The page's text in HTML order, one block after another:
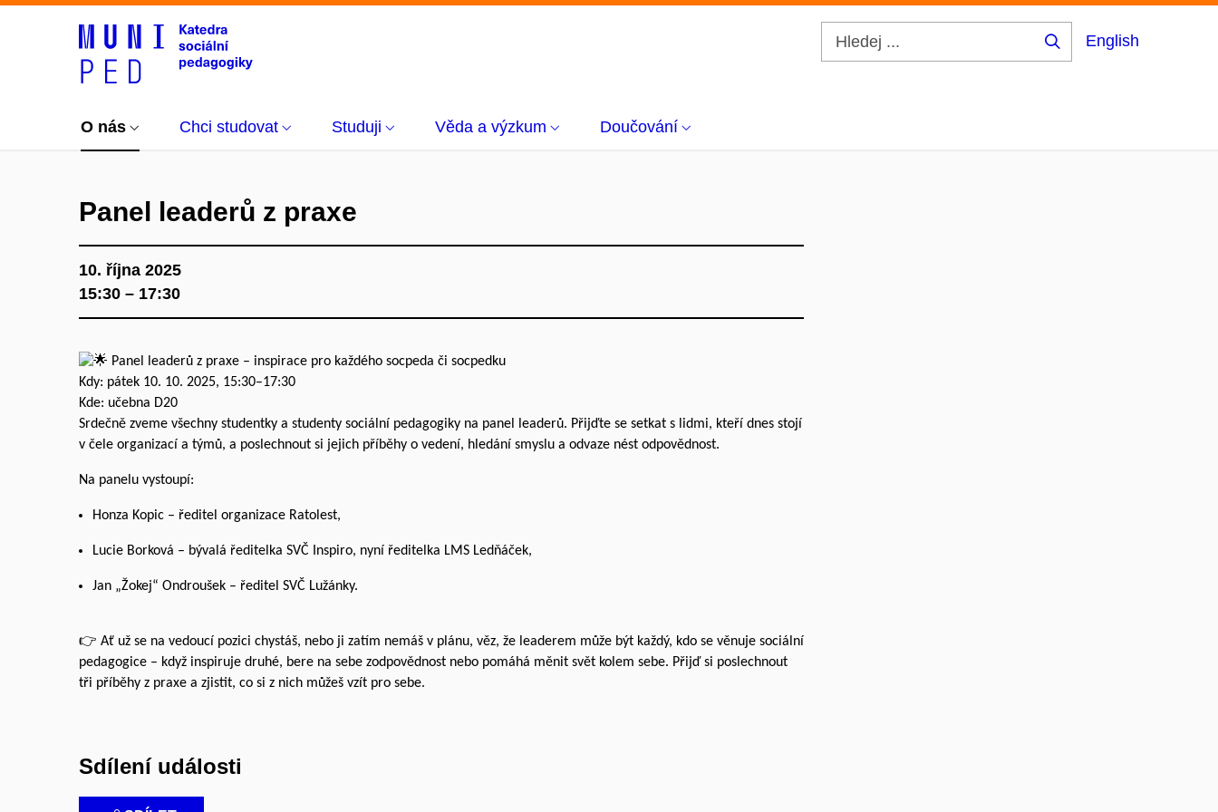
English
O nás Chci studovat Studuji Věda a výzkum Doučování
Panel leaderů z praxe
10. října 2025
15:30 – 17:30
Panel leaderů z praxe – inspirace pro každého socpeda či socpedku
Kdy: pátek 10. 10. 2025, 15:30–17:30
Kde: učebna D20
Srdečně zveme všechny studentky a studenty sociální pedagogiky na panel leaderů. Přijďte se setkat s lidmi, kteří dnes stojí
v čele organizací a týmů, a poslechnout si jejich příběhy o vedení, hledání smyslu a odvaze nést odpovědnost.
Na panelu vystoupí:
Honza Kopic – ředitel organizace Ratolest,
Lucie Borková – bývalá ředitelka SVČ Inspiro, nyní ředitelka LMS Ledňáček,
Jan „Žokej“ Ondroušek – ředitel SVČ Lužánky.
👉 Ať už se na vedoucí pozici chystáš, nebo ji zatím nemáš v plánu, věz, že leaderem může být každý, kdo se věnuje sociální
pedagogice – když inspiruje druhé, bere na sebe zodpovědnost nebo pomáhá měnit svět kolem sebe. Přijď si poslechnout
tři příběhy z praxe a zjistit, co si z nich můžeš vzít pro sebe.
Sdílení události